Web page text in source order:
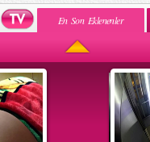
En Son Eklenenler